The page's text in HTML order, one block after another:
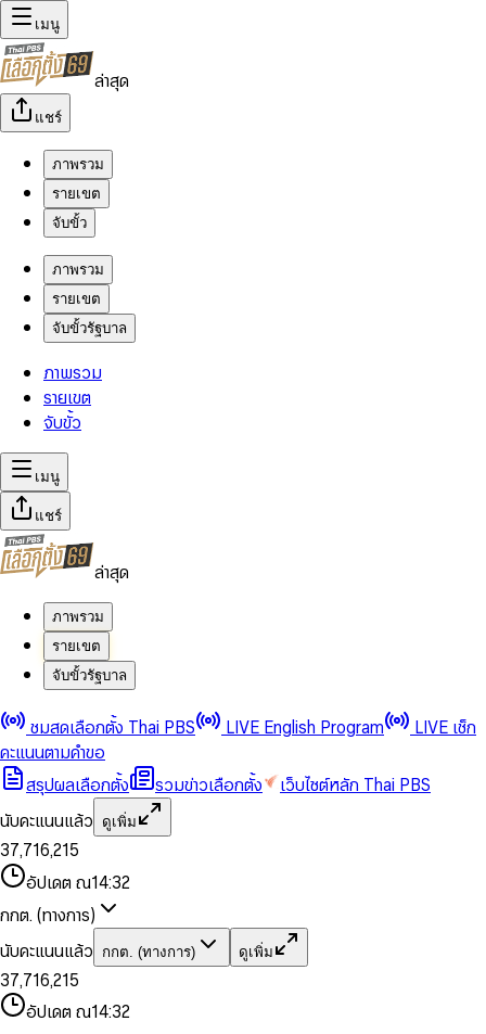
เมนู
ล่าสุด
แชร์
ภาพรวม
รายเขต
จับขั้ว
ภาพรวม
รายเขต
จับขั้วรัฐบาล
ภาพรวม
รายเขต
จับขั้ว
เมนู
แชร์
ล่าสุด
ภาพรวม
รายเขต
จับขั้วรัฐบาล
ชมสดเลือกตั้ง Thai PBS LIVE English Program
LIVE เช็ก
คะแนนตามคำขอ
สรุปผลเลือกตั้ง
รวมข่าวเลือกตั้ง
เว็บไซต์หลัก Thai PBS
นับคะแนนแล้ว
ดูเพิ่ม
0
1
2
3
4
5
6
8
9
0
1
2
3
4
5
6
7
8
9
,
0
1
2
4
6
7
8
9
0
1
2
3
4
5
6
7
8
9
0
1
3
5
6
7
8
9
,
1
2
4
5
7
8
9
0
1
3
4
6
7
8
9
0
2
3
4
5
7
8
อัปเดต ณ14:32
กกต. (ทางการ)
นับคะแนนแล้ว
กกต. (ทางการ) ดูเพิ่ม
0
1
2
3
4
5
0
1
2
4
5
6
7
8
9
,
0
1
2
4
6
7
8
9
0
1
2
3
0
1
3
5
6
7
8
,
1
2
4
0
1
3
0
2
3
4
5
7
อัปเดต ณ14:32